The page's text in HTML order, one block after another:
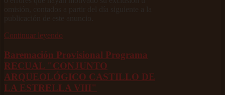
Continuar leyendo
Baremación Provisional Programa
RECUAL "CONJUNTO
ARQUEOLÓGICO CASTILLO DE
LA ESTRELLA VIII"